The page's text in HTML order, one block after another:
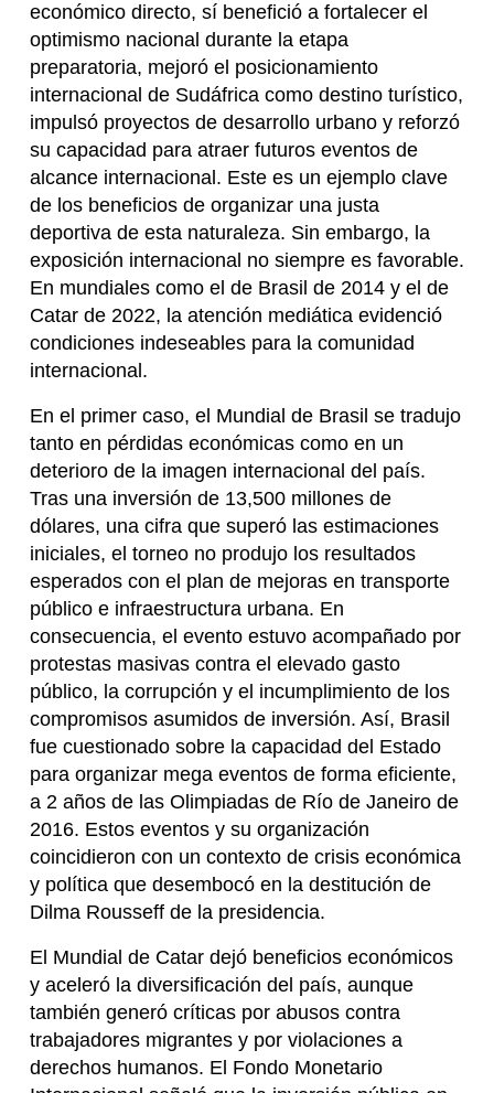
económico directo, sí benefició a fortalecer el
optimismo nacional durante la etapa
preparatoria, mejoró el posicionamiento
internacional de Sudáfrica como destino turístico,
impulsó proyectos de desarrollo urbano y reforzó
su capacidad para atraer futuros eventos de
alcance internacional. Este es un ejemplo clave
de los beneficios de organizar una justa
deportiva de esta naturaleza. Sin embargo, la
exposición internacional no siempre es favorable.
En mundiales como el de Brasil de 2014 y el de
Catar de 2022, la atención mediática evidenció
condiciones indeseables para la comunidad
internacional.
En el primer caso, el Mundial de Brasil se tradujo
tanto en pérdidas económicas como en un
deterioro de la imagen internacional del país.
Tras una inversión de 13,500 millones de
dólares, una cifra que superó las estimaciones
iniciales, el torneo no produjo los resultados
esperados con el plan de mejoras en transporte
público e infraestructura urbana. En
consecuencia, el evento estuvo acompañado por
protestas masivas contra el elevado gasto
público, la corrupción y el incumplimiento de los
compromisos asumidos de inversión. Así, Brasil
fue cuestionado sobre la capacidad del Estado
para organizar mega eventos de forma eficiente,
a 2 años de las Olimpiadas de Río de Janeiro de
2016. Estos eventos y su organización
coincidieron con un contexto de crisis económica
y política que desembocó en la destitución de
Dilma Rousseff de la presidencia.
El Mundial de Catar dejó beneficios económicos
y aceleró la diversificación del país, aunque
también generó críticas por abusos contra
trabajadores migrantes y por violaciones a
derechos humanos. El Fondo Monetario